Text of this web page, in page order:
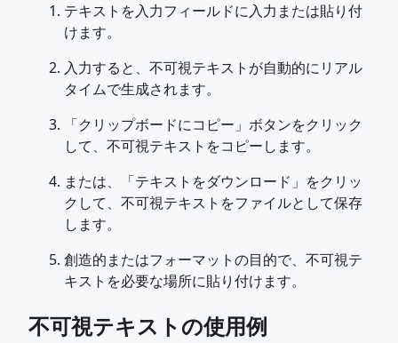
テキストを入力フィールドに入力または貼り付
けます。
入力すると、不可視テキストが自動的にリアル
タイムで生成されます。
「クリップボードにコピー」ボタンをクリック
して、不可視テキストをコピーします。
または、「テキストをダウンロード」をクリッ
クして、不可視テキストをファイルとして保存
します。
創造的またはフォーマットの目的で、不可視テ
キストを必要な場所に貼り付けます。
不可視テキストの使用例